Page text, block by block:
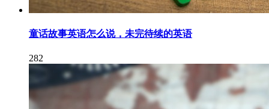
童话故事英语怎么说，未完待续的英语
282